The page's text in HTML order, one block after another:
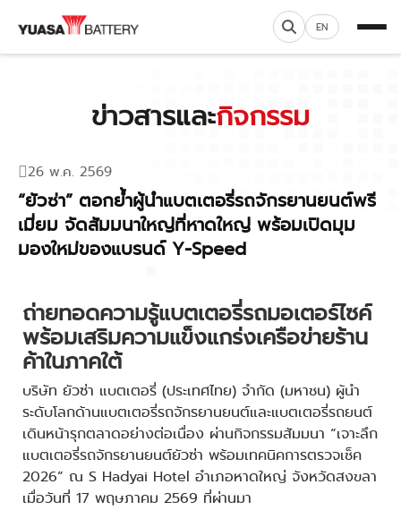
EN
ข่าวสารและกิจกรรม
26 พ.ค. 2569
“ยัวซ่า” ตอกย้ำผู้นำแบตเตอรี่รถจักรยานยนต์พรี
เมี่ยม จัดสัมมนาใหญ่ที่หาดใหญ่ พร้อมเปิดมุม
มองใหม่ของแบรนด์ Y-Speed
ถ่ายทอดความรู้แบตเตอรี่รถมอเตอร์ไซค์
พร้อมเสริมความแข็งแกร่งเครือข่ายร้าน
ค้าในภาคใต้
บริษัท ยัวซ่า แบตเตอรี่ (ประเทศไทย) จำกัด (มหาชน) ผู้นำ
ระดับโลกด้านแบตเตอรี่รถจักรยานยนต์และแบตเตอรี่รถยนต์
เดินหน้ารุกตลาดอย่างต่อเนื่อง ผ่านกิจกรรมสัมมนา “เจาะลึก
แบตเตอรี่รถจักรยานยนต์ยัวซ่า พร้อมเทคนิคการตรวจเช็ค
2026” ณ S Hadyai Hotel อำเภอหาดใหญ่ จังหวัดสงขลา
เมื่อวันที่ 17 พฤษภาคม 2569 ที่ผ่านมา